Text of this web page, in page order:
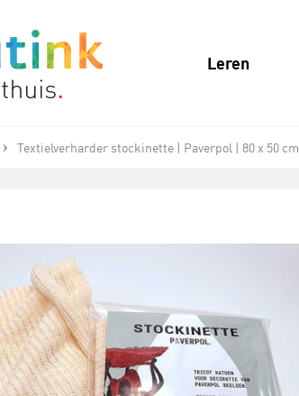
Leren
Textielverharder stockinette | Paverpol | 80 x 50 cm